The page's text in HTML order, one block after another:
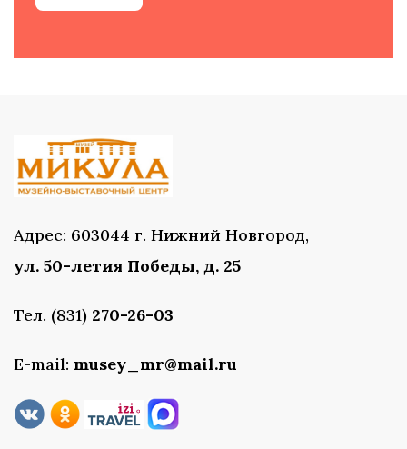
Адрес: 603044 г. Нижний Новгород,
ул. 50-летия Победы, д. 25
Тел. (831) 270-26-03
E-mail: musey_mr@mail.ru